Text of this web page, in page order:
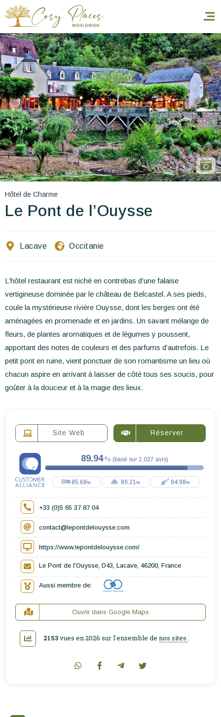
Accueil
Réserver un séjour
Nos adresses dans le monde
World’s Best Hotels
Vous faire voyager
Les séjours à thème
Hôtel de Charme
Le Pont de l’Ouysse
Lacave Occitanie
L’hôtel restaurant est niché en contrebas d’une falaise
vertigineuse dominée par le château de Belcastel. A ses pieds,
coule la mystérieuse rivière Ouysse, dont les berges ont été
aménagées en promenade et en jardins. Un savant mélange de
fleurs, de plantes aromatiques et de légumes y poussent,
apportant des notes de couleurs et des parfums d’autrefois. Le
petit pont en ruine, vient ponctuer de son romantisme un lieu où
chacun aspire en arrivant à laisser de côté tous ses soucis, pour
goûter à la douceur et à la magie des lieux.
Site Web Réserver
89.94 (basé sur 2,027 avis)
85.68 89.21 94.98
+33 (0)5 65 37 87 04
contact@lepontdelouysse.com
https://www.lepontdelouysse.com/
Le Pont de l'Ouysse, D43, Lacave, 46200, France
Aussi membre de:
Ouvrir dans Google Maps
2153vues en 2026 sur l'ensemble de nos sites